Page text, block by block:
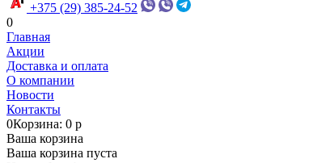
+375 (29) 385-24-52
0
Главная
Акции
Доставка и оплата
О компании
Новости
Контакты
0Корзина: 0 р
Ваша корзина
Ваша корзина пуста